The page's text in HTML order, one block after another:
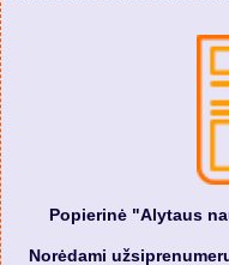
Popierinė "Alytaus
Norėdami